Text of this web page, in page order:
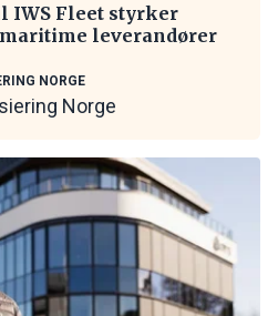
IWS Fleet styrker
leverandører
NORGE
Norge